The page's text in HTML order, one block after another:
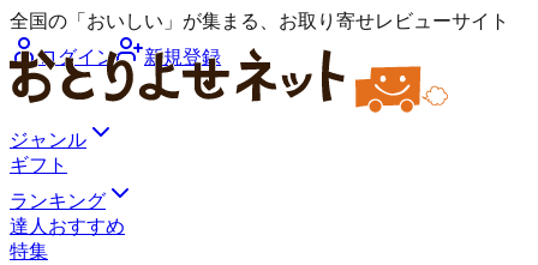
全国の「おいしい」が集まる、お取り寄せレビューサイト
ログイン
新規登録
ジャンル
ギフト
ランキング
達人おすすめ
特集